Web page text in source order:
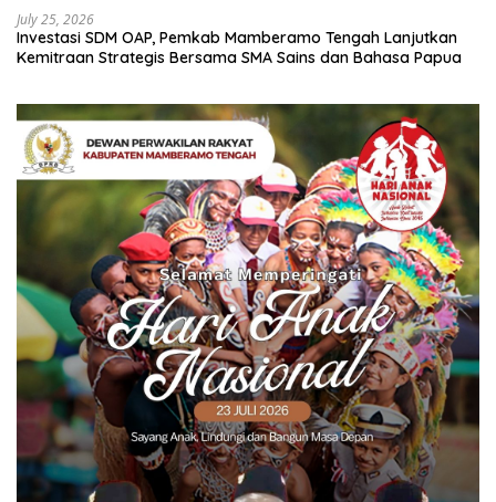
July 25, 2026
Investasi SDM OAP, Pemkab Mamberamo Tengah Lanjutkan
Kemitraan Strategis Bersama SMA Sains dan Bahasa Papua